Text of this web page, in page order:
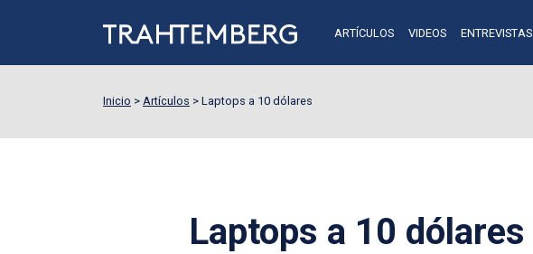
ARTÍCULOS VIDEOS ENTREVISTAS
Inicio > Artículos > Laptops a 10 dólares
Laptops a 10 dólares